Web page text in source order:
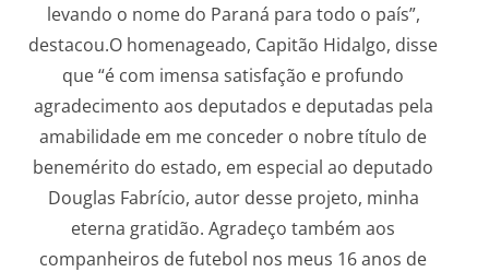
levando o nome do Paraná para todo o país”,
destacou.O homenageado, Capitão Hidalgo, disse
que “é com imensa satisfação e profundo
agradecimento aos deputados e deputadas pela
amabilidade em me conceder o nobre título de
benemérito do estado, em especial ao deputado
Douglas Fabrício, autor desse projeto, minha
eterna gratidão. Agradeço também aos
companheiros de futebol nos meus 16 anos de